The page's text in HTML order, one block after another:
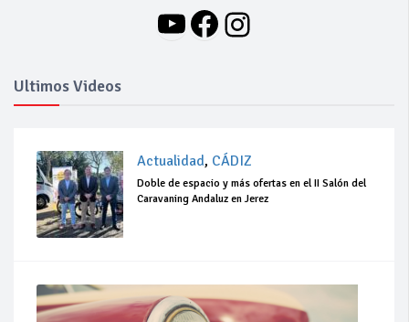
YouTube
Facebook
Instagram
Ultimos Videos
Actualidad, CÁDIZ
Doble de espacio y más ofertas en el II Salón del
Caravaning Andaluz en Jerez